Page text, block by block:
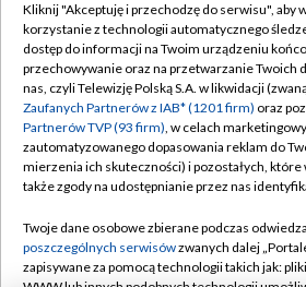
TVP
Abonament TVP
Emisja w TVP
Centrum informacji TVP
Naziemna Telewizja Cyfrowa
Rada Programowa
System NOS
Regulamin
Polityka
Moje zgody
Pomoc
Kontakt
Kliknij "Akceptuję i przechodzę do serwisu", aby
korzystanie z technologii automatycznego
dostęp do informacji na Twoim urządzeniu
przechowywanie oraz na przetwarzanie Twoich
nas, czyli Telewizję Polską S.A. w likwidacji
Zaufanych Partnerów z IAB* (1201 firm) oraz
Partnerów TVP (93 firm), w celach
zautomatyzowanego dopasowania reklam do
mierzenia ich skuteczności) i pozostałych, które
także zgody na udostępnianie przez nas
Twoje dane osobowe zbierane podczas
poszczególnych serwisówzwanych dalej
zapisywane za pomocą technologii takich jak: